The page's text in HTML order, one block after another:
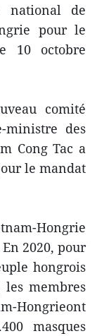
national de
pour le
10 octobre
comité
ministre des
Cong Tac a
le mandat
Hongrie
2020, pour
hongrois
les membres
Hongrieont
masques